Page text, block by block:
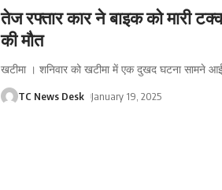
तेज रफ्तार कार ने बाइक को मारी
की मौत
खटीमा । शनिवार को खटीमा में एक दुखद घटना सामने
TC News Desk January 19, 2025